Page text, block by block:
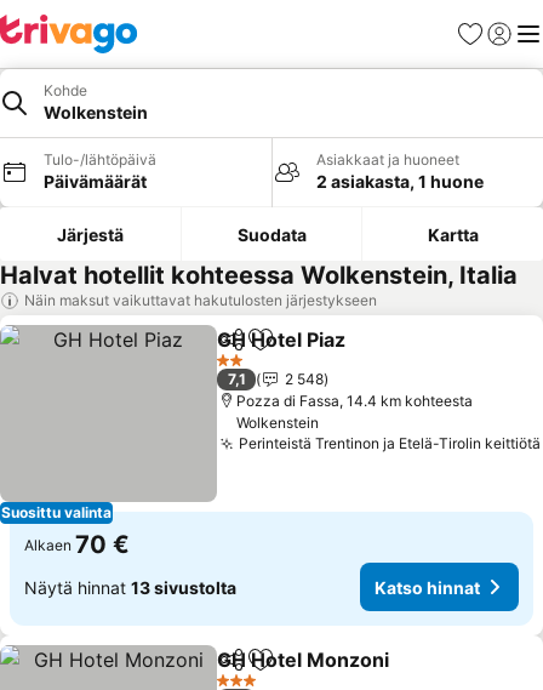
Suosikit
Kohde
Wolkenstein
Tulo-/lähtöpäivä
Päivämäärät
Asiakkaat ja huoneet
2 asiakasta, 1 huone
Järjestä Suodata Kartta
Halvat hotellit kohteessa Wolkenstein, Italia
Näin maksut vaikuttavat hakutulosten järjestykseen
Suosittu valinta
Jaa Lisää suosikkeihin
GH Hotel Piaz
2 Tähtiluokitus
7,1
2 548
Pozza di Fassa, 14.4 km kohteesta
Wolkenstein
Perinteistä Trentinon ja Etelä-Tirolin keittiötä
Alkaen 70 €
Näytä hinnat 13 sivustolta Katso hinnat
Jaa Lisää suosikkeihin
GH Hotel Monzoni